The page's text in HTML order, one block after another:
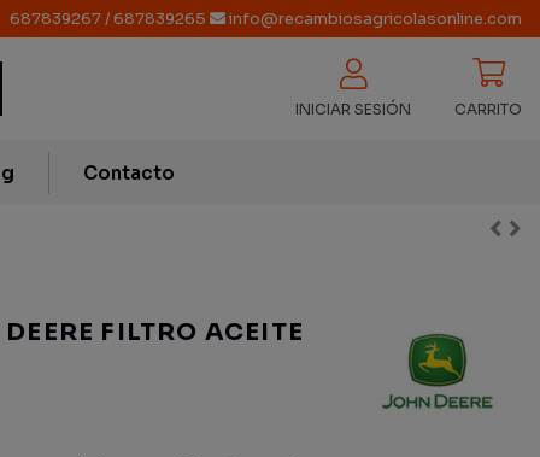
687839267/687839265 info@recambiosagricolasonline.com
INICIAR SESIÓN CARRITO
Contacto
FILTRO ACEITE